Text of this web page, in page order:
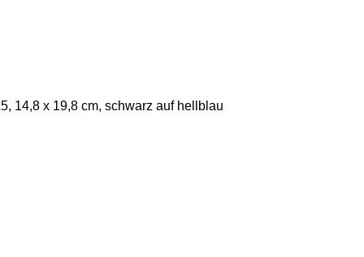
14,8 x 19,8 cm, schwarz auf hellblau